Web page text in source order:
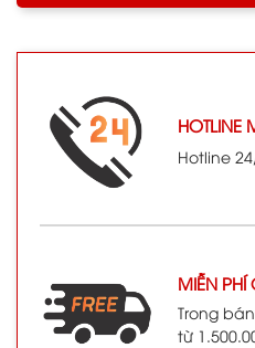
HOTLINE
Hotline
MIỄN
Trong
từ